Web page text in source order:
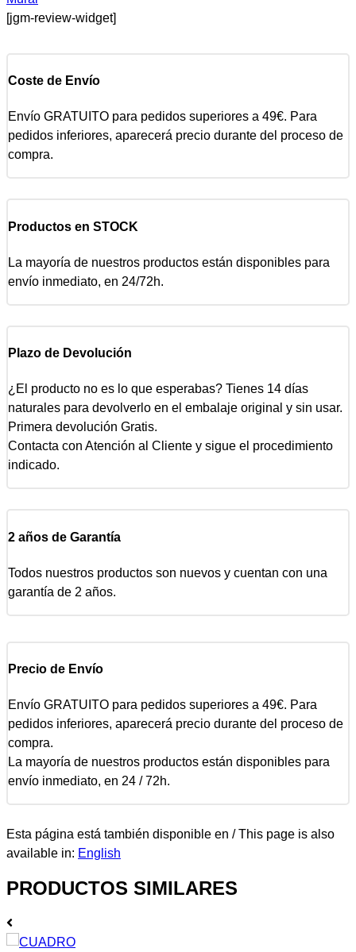
[jgm-review-widget]
Coste de Envío
Envío GRATUITO para pedidos superiores a 49€. Para
pedidos inferiores, aparecerá precio durante del proceso de
compra.
Productos en STOCK
La mayoría de nuestros productos están disponibles para
envío inmediato, en 24/72h.
Plazo de Devolución
¿El producto no es lo que esperabas? Tienes 14 días
naturales para devolverlo en el embalaje original y sin usar.
Primera devolución Gratis.
Contacta con Atención al Cliente y sigue el procedimiento
indicado.
2 años de Garantía
Todos nuestros productos son nuevos y cuentan con una
garantía de 2 años.
Precio de Envío
Envío GRATUITO para pedidos superiores a 49€. Para
pedidos inferiores, aparecerá precio durante del proceso de
compra.
La mayoría de nuestros productos están disponibles para
envío inmediato, en 24 / 72h.
Esta página está también disponible en / This page is also
available in: English
PRODUCTOS SIMILARES